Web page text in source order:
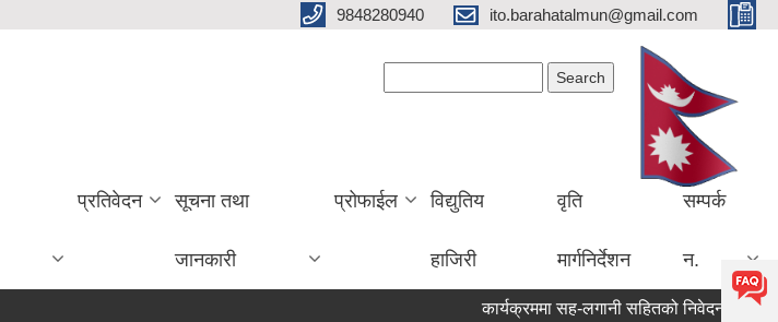
9848280940 ito.barahatalmun@gmail.com
प्रतिवेदन सूचना तथा
जानकारी
प्रोफाईल विद्युतिय
हाजिरी
वृति
मार्गनिर्देशन
सम्पर्क
न.
कार्यक्रममा सह-लगानी सहितको निवेदन पेश गर्ने